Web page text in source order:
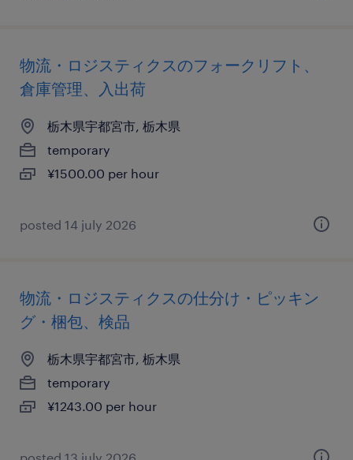
物流・ロジスティクスのフォークリフト、
倉庫管理、入出荷
栃木県宇都宮市, 栃木県
temporary
¥1500.00 per hour
posted 14 july 2026
物流・ロジスティクスの仕分け・ピッキン
グ・梱包、検品
栃木県宇都宮市, 栃木県
temporary
¥1243.00 per hour